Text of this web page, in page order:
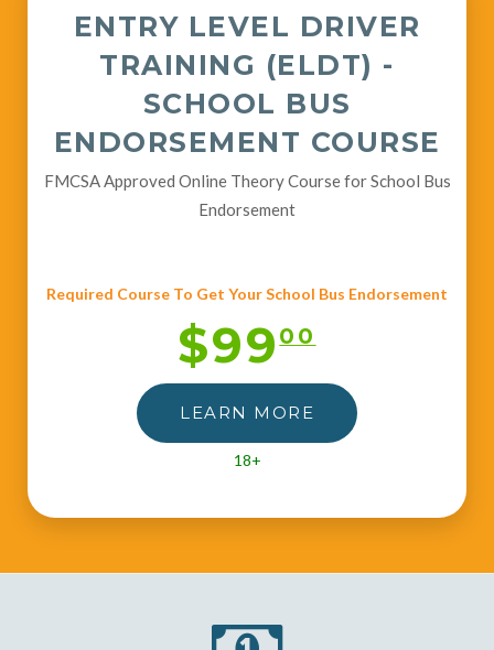
ENTRY LEVEL DRIVER
TRAINING (ELDT) -
SCHOOL BUS
ENDORSEMENT COURSE
FMCSA Approved Online Theory Course for School Bus
Endorsement
Required Course To Get Your School Bus Endorsement
$9900
LEARN MORE
18+